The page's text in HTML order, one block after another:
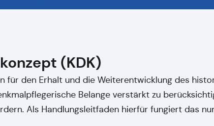
(KDK)
für den Erhalt und die Weiterentwicklung des
Belange verstärkt zu
Als Handlungsleitfaden hierfür fungiert das